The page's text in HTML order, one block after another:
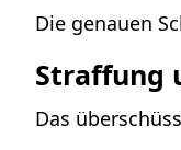
Die genauen
Straffung
Das